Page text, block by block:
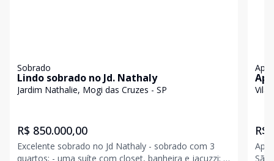
Sobrado
Lindo sobrado no Jd. Nathaly
Jardim Nathalie, Mogi das Cruzes - SP
R$ 850.000,00
Excelente sobrado no Jd Nathaly - sobrado com 3
quartos; - uma suíte com closet, banheira e jacuzzi; -
Vila
R$
São Paulo: - 55